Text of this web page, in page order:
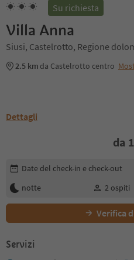
Su richiesta
Villa Anna
Siusi, Castelrotto, Regione
2.5 km da Castelrotto centro
Dettagli
da
Modifica i dettagli della
Date del check-in e check-out
notte
2 ospiti
Verifica
Servizi